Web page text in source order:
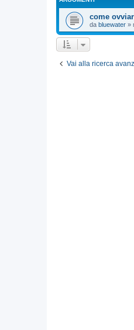
come
da bluewater »
Vai alla ricerca